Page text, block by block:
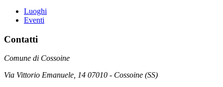
Luoghi
Eventi
Contatti
Comune di Cossoine
Via Vittorio Emanuele, 14 07010 - Cossoine (SS)